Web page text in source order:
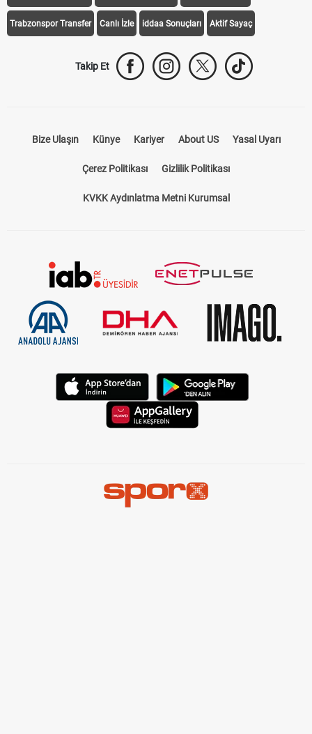
Trabzonspor Transfer Canlı İzle iddaa Sonuçları Aktif Sayaç
Takip Et
Bize Ulaşın Künye Kariyer About US Yasal Uyarı
Çerez Politikası Gizlilik Politikası
KVKK Aydınlatma Metni Kurumsal